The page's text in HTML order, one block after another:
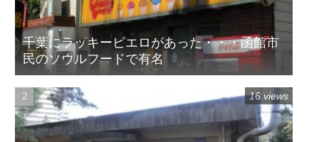
千葉にラッキーピエロがあった・・・函館市
民のソウルフードで有名
16 views